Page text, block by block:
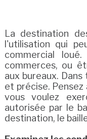
La destination
l'utilisation qui
commercial
commerces, ou
aux bureaux.
et précise.
vous voulez
autorisée par le
destination, le